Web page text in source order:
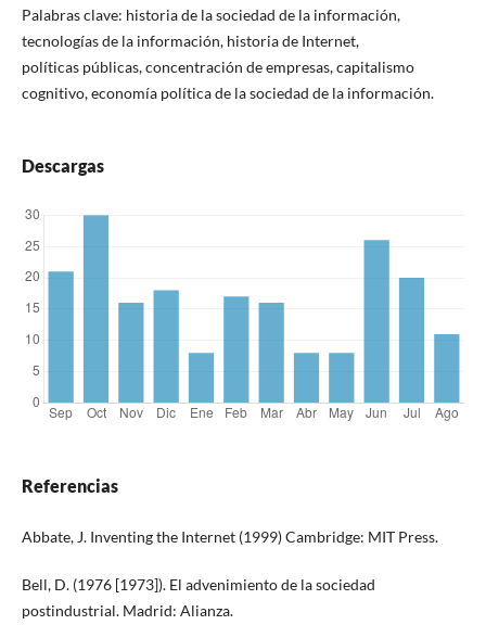
Palabras clave: historia de la sociedad de la información,
tecnologías de la información, historia de Internet,
políticas públicas, concentración de empresas, capitalismo
cognitivo, economía política de la sociedad de la información.
Descargas
Referencias
Abbate, J. Inventing the Internet (1999) Cambridge: MIT Press.
Bell, D. (1976 [1973]). El advenimiento de la sociedad
postindustrial. Madrid: Alianza.